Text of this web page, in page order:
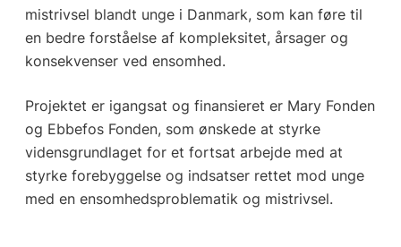
mistrivsel blandt unge i Danmark, som kan føre til
en bedre forståelse af kompleksitet, årsager og
konsekvenser ved ensomhed.
Projektet er igangsat og finansieret er Mary Fonden
og Ebbefos Fonden, som ønskede at styrke
vidensgrundlaget for et fortsat arbejde med at
styrke forebyggelse og indsatser rettet mod unge
med en ensomhedsproblematik og mistrivsel.